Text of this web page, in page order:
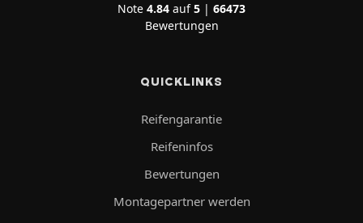
Note 4.84 auf5 | 66473
Bewertungen
QUICKLINKS
Reifengarantie
Reifeninfos
Bewertungen
Montagepartner werden